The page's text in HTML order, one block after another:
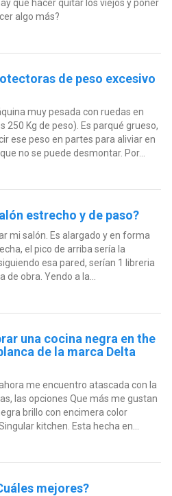
que hacer quitar los viejos y poner
algo más?
de peso excesivo
muy pesada con ruedas en
250 Kg de peso). Es parqué grueso,
ese peso en partes para aliviar en
no se puede desmontar. Por...
estrecho y de paso?
mi salón. Es alargado y en forma
el pico de arriba sería la
esa pared, serían 1 libreria
obra. Yendo a la...
una cocina negra en the
de la marca Delta
me encuentro atascada con la
las opciones Que más me gustan
brillo con encimera color
kitchen. Esta hecha en...
mejores?